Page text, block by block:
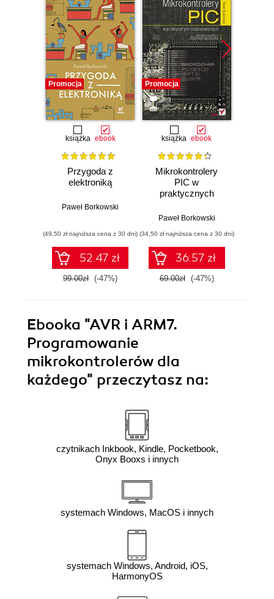
Promocja
książka ebook
Przygoda z
elektroniką
Paweł Borkowski
(49,50 zł najniższa cena z 30 dni)
52.47 zł
99.00zł (-47%)
Promocja
książka ebook
Mikrokontrolery
PIC w
praktycznych
Paweł Borkowski
(34,50 zł najniższa cena z 30 dni)
36.57 zł
69.00zł (-47%)
Ebooka "AVR i ARM7.
Programowanie
mikrokontrolerów dla
każdego" przeczytasz na:
czytnikach Inkbook, Kindle, Pocketbook,
Onyx Booxs i innych
systemach Windows, MacOS i innych
systemach Windows, Android, iOS,
HarmonyOS